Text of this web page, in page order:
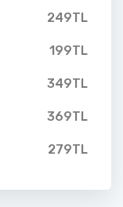
249TL
199TL
349TL
369TL
279TL